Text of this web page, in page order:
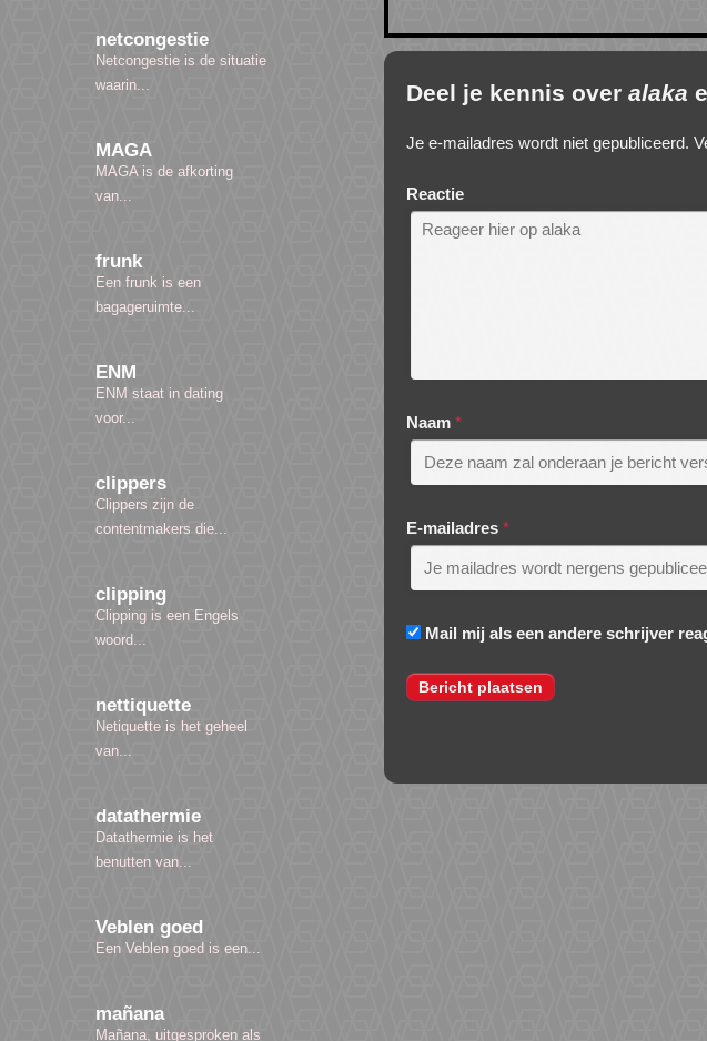
netcongestie
Netcongestie is de situatie
waarin...
MAGA
MAGA is de afkorting
van...
frunk
Een frunk is een
bagageruimte...
ENM
ENM staat in dating
voor...
clippers
Clippers zijn de
contentmakers die...
clipping
Clipping is een Engels
woord...
nettiquette
Netiquette is het geheel
van...
datathermie
Datathermie is het
benutten van...
Veblen goed
Een Veblen goed is een...
mañana
Mañana, uitgesproken als
Deel je kennis over alaka
Je e-mailadres wordt niet gepubliceerd.
Reactie
Naam *
E-mailadres *
Mail mij als een andere schrijver